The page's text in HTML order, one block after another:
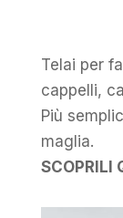
Telai per
cappelli,
Più
maglia.
SCOPRILI